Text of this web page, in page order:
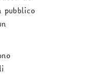
pubblico